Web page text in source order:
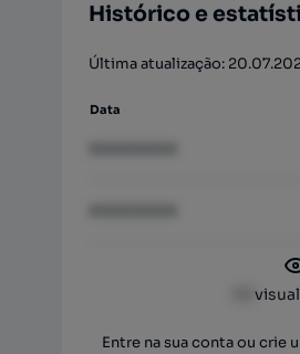
Histórico e
Última atualização:
Data
Entre na sua conta ou crie